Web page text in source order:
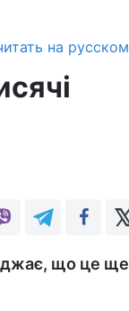
на русском
що це ще